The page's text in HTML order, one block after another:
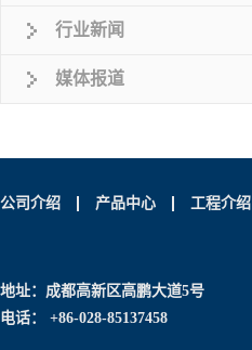
行业新闻
媒体报道
公司介绍 产品中心 工程介绍
地址：成都高新区高鹏大道5号
电话： +86-028-85137458